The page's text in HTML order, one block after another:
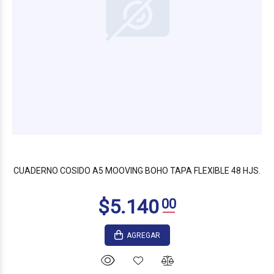
CUADERNO COSIDO A5 MOOVING BOHO TAPA FLEXIBLE 48 HJS.
AGREGAR